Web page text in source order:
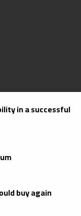
in a successful
buy again